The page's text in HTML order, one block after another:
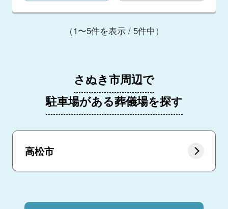
（1〜5件を表示 / 5件中）
さぬき市周辺で
駐車場がある葬儀場を探す
高松市